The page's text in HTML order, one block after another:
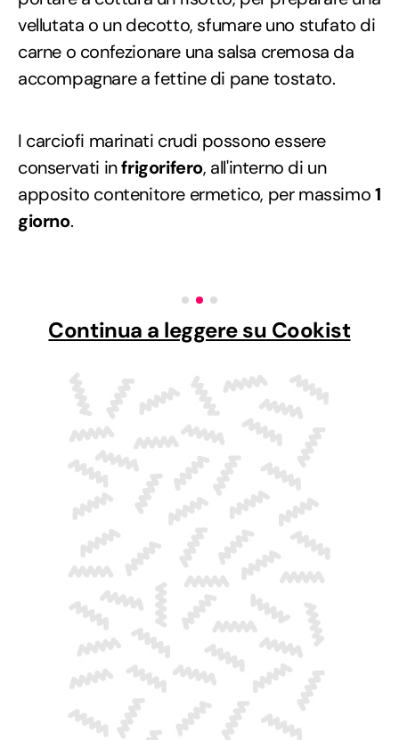
vellutata o un decotto, sfumare uno stufato di
carne o confezionare una salsa cremosa da
accompagnare a fettine di pane tostato.
I carciofi marinati crudi possono essere
conservati infrigorifero, all'interno di un
apposito contenitore ermetico, per massimo1
giorno.
Continua a leggere su Cookist